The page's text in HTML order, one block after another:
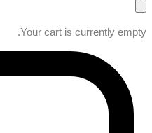
Your cart is currently empty.